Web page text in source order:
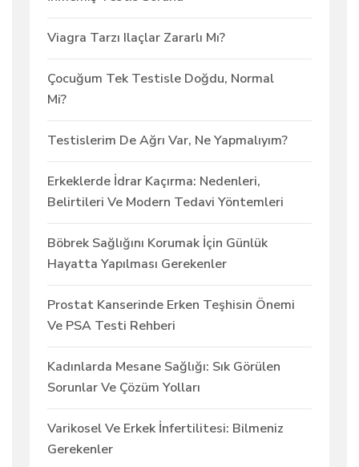
Viagra Tarzı Ilaçlar Zararlı Mı?
Çocuğum Tek Testisle Doğdu, Normal
Mi?
Testislerim De Ağrı Var, Ne Yapmalıyım?
Erkeklerde İdrar Kaçırma: Nedenleri,
Belirtileri Ve Modern Tedavi Yöntemleri
Böbrek Sağlığını Korumak İçin Günlük
Hayatta Yapılması Gerekenler
Prostat Kanserinde Erken Teşhisin Önemi
Ve PSA Testi Rehberi
Kadınlarda Mesane Sağlığı: Sık Görülen
Sorunlar Ve Çözüm Yolları
Varikosel Ve Erkek İnfertilitesi: Bilmeniz
Gerekenler